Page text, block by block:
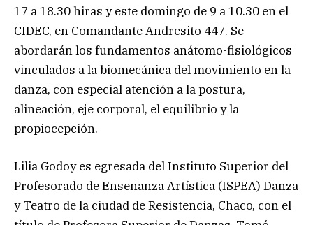
17 a 18.30 hiras y este domingo de 9 a 10.30 en el
CIDEC, en Comandante Andresito 447. Se
abordarán los fundamentos anátomo-fisiológicos
vinculados a la biomecánica del movimiento en la
danza, con especial atención a la postura,
alineación, eje corporal, el equilibrio y la
propiocepción.
Lilia Godoy es egresada del Instituto Superior del
Profesorado de Enseñanza Artística (ISPEA) Danza
y Teatro de la ciudad de Resistencia, Chaco, con el